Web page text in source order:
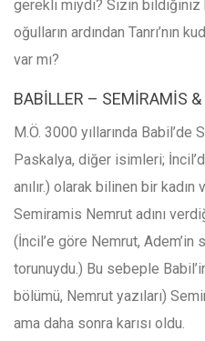
gerekli miydi? Sizin bildiğiniz
oğulların ardından Tanrı’nın
var mı?
BABİLLER – SEMİRAMİS
M.Ö. 3000 yıllarında
Paskalya, diğer isimleri;
anılır.) olarak bilinen bir
Semiramis Nemrut adını
(İncil’e göre Nemrut, Adem’in
torunuydu.) Bu sebeple
bölümü, Nemrut yazıları)
ama daha sonra karısı oldu.